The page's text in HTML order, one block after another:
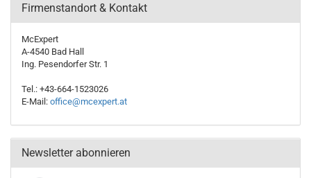
Firmenstandort & Kontakt
McExpert
A-4540 Bad Hall
Ing. Pesendorfer Str. 1
Tel.: +43-664-1523026
E-Mail: office@mcexpert.at
Newsletter abonnieren